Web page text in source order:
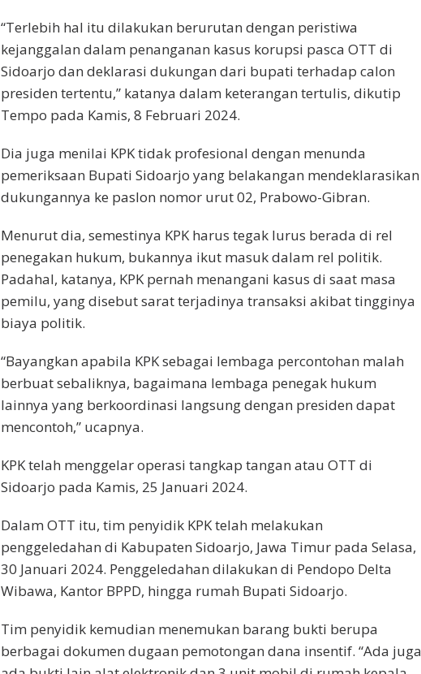
“Terlebih hal itu dilakukan berurutan dengan peristiwa
kejanggalan dalam penanganan kasus korupsi pasca OTT di
Sidoarjo dan deklarasi dukungan dari bupati terhadap calon
presiden tertentu,” katanya dalam keterangan tertulis, dikutip
Tempo pada Kamis, 8 Februari 2024.
Dia juga menilai KPK tidak profesional dengan menunda
pemeriksaan Bupati Sidoarjo yang belakangan mendeklarasikan
dukungannya ke paslon nomor urut 02, Prabowo-Gibran.
Menurut dia, semestinya KPK harus tegak lurus berada di rel
penegakan hukum, bukannya ikut masuk dalam rel politik.
Padahal, katanya, KPK pernah menangani kasus di saat masa
pemilu, yang disebut sarat terjadinya transaksi akibat tingginya
biaya politik.
“Bayangkan apabila KPK sebagai lembaga percontohan malah
berbuat sebaliknya, bagaimana lembaga penegak hukum
lainnya yang berkoordinasi langsung dengan presiden dapat
mencontoh,” ucapnya.
KPK telah menggelar operasi tangkap tangan atau OTT di
Sidoarjo pada Kamis, 25 Januari 2024.
Dalam OTT itu, tim penyidik KPK telah melakukan
penggeledahan di Kabupaten Sidoarjo, Jawa Timur pada Selasa,
30 Januari 2024. Penggeledahan dilakukan di Pendopo Delta
Wibawa, Kantor BPPD, hingga rumah Bupati Sidoarjo.
Tim penyidik kemudian menemukan barang bukti berupa
berbagai dokumen dugaan pemotongan dana insentif. “Ada juga